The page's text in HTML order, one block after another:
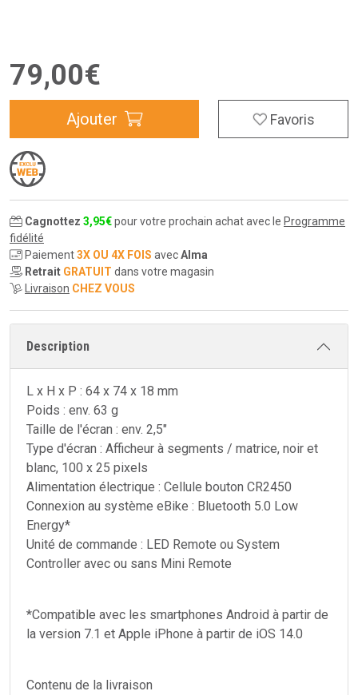
79,00€
Ajouter Favoris
Cagnottez 3,95€pour votre prochain achat avec le Programme
fidélité
Paiement3X OU 4X FOIS avecAlma
Retrait GRATUIT dans votre magasin
Livraison CHEZ VOUS
Description
L x H x P : 64 x 74 x 18 mm
Poids : env. 63 g
Taille de l'écran : env. 2,5"
Type d'écran : Afficheur à segments / matrice, noir et
blanc, 100 x 25 pixels
Alimentation électrique : Cellule bouton CR2450
Connexion au système eBike : Bluetooth 5.0 Low
Energy*
Unité de commande : LED Remote ou System
Controller avec ou sans Mini Remote
*Compatible avec les smartphones Android à partir de
la version 7.1 et Apple iPhone à partir de iOS 14.0
Contenu de la livraison